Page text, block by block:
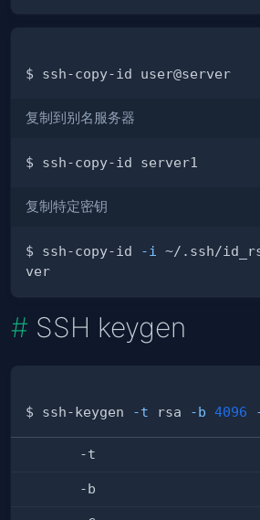
复制到别名服务器
复制特定密钥
$ ssh-copy-id -i
~/.ssh/
SSH keygen
$ ssh-keygen -t rsa -b 4096
-t
-b